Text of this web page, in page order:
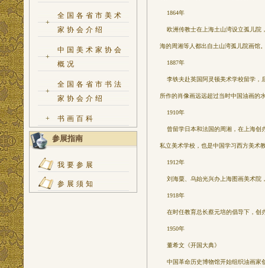
+
全国各省市美术
家协会介绍
+
中国美术家协会
概况
+
全国各省市书法
家协会介绍
+ 书画百科
参展指南
我要参展
参展须知
1864年
欧洲传教士在上海土山湾设立孤儿院
海的周湘等人都出自土山湾孤儿院画馆
1887年
李铁夫赴英国阿灵顿美术学校留学，
所作的肖像画远远超过当时中国油画的
1910年
曾留学日本和法国的周湘，在上海创
私立美术学校，也是中国学习西方美术
1912年
刘海粟、乌始光兴办上海图画美术院
1918年
在时任教育总长蔡元培的倡导下，创
1950年
董希文《开国大典》
中国革命历史博物馆开始组织油画家